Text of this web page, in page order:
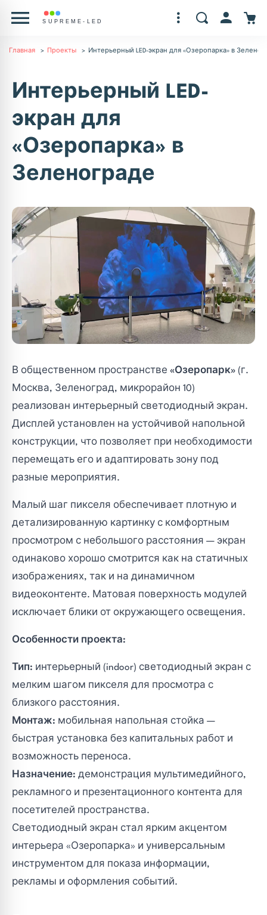
Назад
продукция
экраны
экраны
светодиодные экраны
COB экраны
Led
экраны с технологией Flip Chip
медиафасадов
светодиодных экранов
Назад
Решения
Все: решения
Digital signage
Образовательные и социальные
учреждения
Конференц-залы, бизнес-форумы
Торговые центры, ритейл магазины
Кафе, бары, ночные клубы
Ситуационные центры, диспетчерские
поддержка
Главная Проекты Интерьерный LED-экран для «Озеропарка» в
Интерьерный LED-
экран для
«Озеропарка» в
Зеленограде
В общественном пространстве «Озеропарк» (г.
Москва, Зеленоград, микрорайон 10)
реализован интерьерный светодиодный экран.
Дисплей установлен на устойчивой напольной
конструкции, что позволяет при необходимости
перемещать его и адаптировать зону под
разные мероприятия.
Малый шаг пикселя обеспечивает плотную и
детализированную картинку с комфортным
просмотром с небольшого расстояния — экран
одинаково хорошо смотрится как на статичных
изображениях, так и на динамичном
видеоконтенте. Матовая поверхность модулей
исключает блики от окружающего освещения.
Особенности проекта:
Тип: интерьерный (indoor) светодиодный экран с
мелким шагом пикселя для просмотра с
близкого расстояния.
Монтаж: мобильная напольная стойка —
быстрая установка без капитальных работ и
возможность переноса.
Назначение: демонстрация мультимедийного,
рекламного и презентационного контента для
посетителей пространства.
Светодиодный экран стал ярким акцентом
интерьера «Озеропарка» и универсальным
инструментом для показа информации,
рекламы и оформления событий.